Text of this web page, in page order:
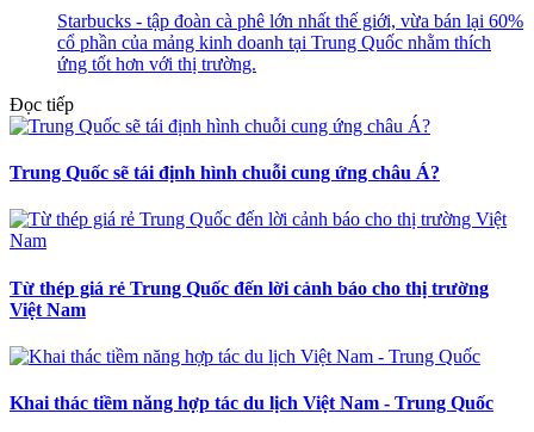
Starbucks - tập đoàn cà phê lớn nhất thế giới, vừa bán lại 60%
cổ phần của mảng kinh doanh tại Trung Quốc nhằm thích
ứng tốt hơn với thị trường.
Đọc tiếp
Trung Quốc sẽ tái định hình chuỗi cung ứng châu Á?
Từ thép giá rẻ Trung Quốc đến lời cảnh báo cho thị trường
Việt Nam
Khai thác tiềm năng hợp tác du lịch Việt Nam - Trung Quốc